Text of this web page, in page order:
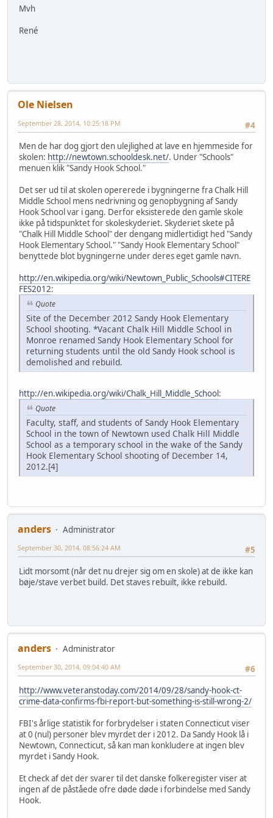
Mvh
René
Ole Nielsen
#4
September 28, 2014, 10:25:18 PM
Men de har dog gjort den ulejlighed at lave en hjemmeside for
skolen: http://newtown.schooldesk.net/. Under "Schools"
menuen klik "Sandy Hook School."
Det ser ud til at skolen opererede i bygningerne fra Chalk Hill
Middle School mens nedrivning og genopbygning af Sandy
Hook School var i gang. Derfor eksisterede den gamle skole
ikke på tidspunktet for skoleskyderiet. Skyderiet skete på
"Chalk Hill Middle School" der dengang midlertidigt hed "Sandy
Hook Elementary School." "Sandy Hook Elementary School"
benyttede blot bygningerne under deres eget gamle navn.
http://en.wikipedia.org/wiki/Newtown_Public_Schools#CITERE
FES2012:
Quote
Site of the December 2012 Sandy Hook Elementary
School shooting. *Vacant Chalk Hill Middle School in
Monroe renamed Sandy Hook Elementary School for
returning students until the old Sandy Hook school is
demolished and rebuild.
http://en.wikipedia.org/wiki/Chalk_Hill_Middle_School:
Quote
Faculty, staff, and students of Sandy Hook Elementary
School in the town of Newtown used Chalk Hill Middle
School as a temporary school in the wake of the Sandy
Hook Elementary School shooting of December 14,
2012.[4]
anders
Administrator
#5
September 30, 2014, 08:56:24 AM
Lidt morsomt (når det nu drejer sig om en skole) at de ikke kan
bøje/stave verbet build. Det staves rebuilt, ikke rebuild.
anders
Administrator
#6
September 30, 2014, 09:04:40 AM
http://www.veteranstoday.com/2014/09/28/sandy-hook-ct-
crime-data-confirms-fbi-report-but-something-is-still-wrong-2/
FBI's årlige statistik for forbrydelser i staten Connecticut viser
at 0 (nul) personer blev myrdet der i 2012. Da Sandy Hook lå i
Newtown, Connecticut, så kan man konkludere at ingen blev
myrdet i Sandy Hook.
Et check af det der svarer til det danske folkeregister viser at
ingen af de påståede ofre døde døde i forbindelse med Sandy
Hook.